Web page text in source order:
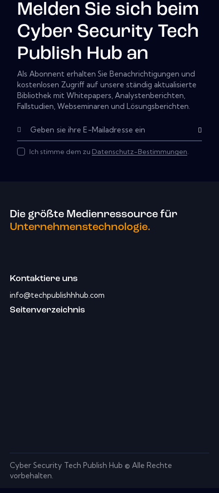
Melden Sie sich beim
Cyber Security Tech
Publish Hub an
Als Abonnent erhalten Sie Benachrichtigungen und
kostenlosen Zugriff auf unsere ständig aktualisierte
Bibliothek mit Whitepapers, Analystenberichten,
Fallstudien, Webseminaren und Lösungsberichten.
Ich stimme dem zu Datenschutz-Bestimmungen.
Die größte Medienressource für
Unternehmenstechnologie.
Kontaktiere uns
info@techpublishhhub.com
Seitenverzeichnis
Cyber ​​Security Tech Publish Hub © Alle Rechte
vorbehalten.